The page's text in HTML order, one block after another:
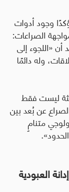
وجود أدوات
الصراعات:
أن «اللجوء إلى
وله دائمًا
ليست فقط
عن بُعد بين
متنامٍ
العبودية